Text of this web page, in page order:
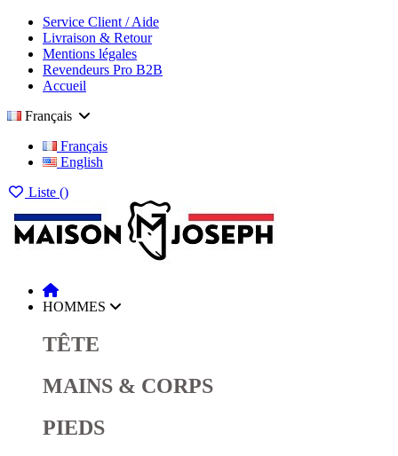
Service Client / Aide
Livraison & Retour
Mentions légales
Revendeurs Pro B2B
Accueil
Français
Français
English
Liste ()
HOMMES
TÊTE
MAINS & CORPS
PIEDS